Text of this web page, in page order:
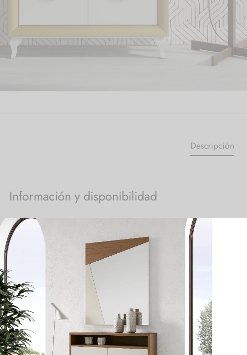
Descripción
Información y disponibilidad
Los campos marcados con
*
Correo electrónico
Teléfono